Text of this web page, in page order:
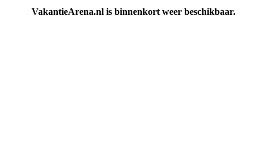
VakantieArena.nl is binnenkort weer beschikbaar.